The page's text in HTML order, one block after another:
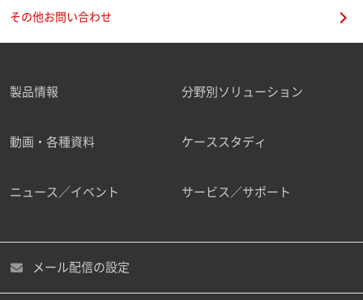
その他お問い合わせ
製品情報 分野別ソリューション
動画・各種資料 ケーススタディ
ニュース／イベント サービス／サポート
メール配信の設定